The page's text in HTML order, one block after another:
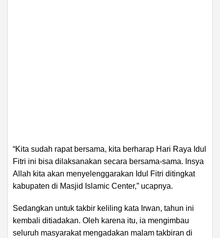
“Kita sudah rapat bersama, kita berharap Hari Raya Idul
Fitri ini bisa dilaksanakan secara bersama-sama. Insya
Allah kita akan menyelenggarakan Idul Fitri ditingkat
kabupaten di Masjid Islamic Center,” ucapnya.
Sedangkan untuk takbir keliling kata Irwan, tahun ini
kembali ditiadakan. Oleh karena itu, ia mengimbau
seluruh masyarakat mengadakan malam takbiran di